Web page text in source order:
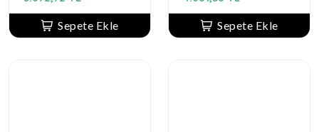
Sepete Ekle Sepete Ekle